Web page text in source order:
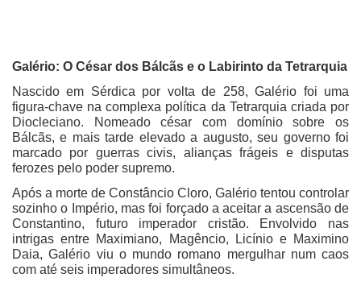
Galério: O César dos Bálcãs e o Labirinto da Tetrarquia
Nascido em Sérdica por volta de 258, Galério foi uma
figura-chave na complexa política da Tetrarquia criada por
Diocleciano. Nomeado césar com domínio sobre os
Bálcãs, e mais tarde elevado a augusto, seu governo foi
marcado por guerras civis, alianças frágeis e disputas
ferozes pelo poder supremo.
Após a morte de Constâncio Cloro, Galério tentou controlar
sozinho o Império, mas foi forçado a aceitar a ascensão de
Constantino, futuro imperador cristão. Envolvido nas
intrigas entre Maximiano, Magêncio, Licínio e Maximino
Daia, Galério viu o mundo romano mergulhar num caos
com até seis imperadores simultâneos.